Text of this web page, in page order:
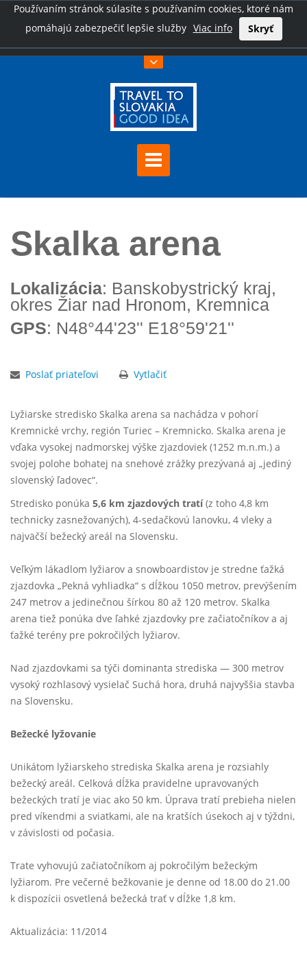
Používaním stránok súlasíte s používaním cookies, ktoré nám
pomáhajú zabezpečiť lepšie služby Viac info Skryť
Skalka arena
Lokalizácia: Banskobystrický kraj,
okres Žiar nad Hronom, Kremnica
GPS: N48°44'23'' E18°59'21''
Poslať priateľovi Vytlačiť
Lyžiarske stredisko Skalka arena sa nachádza v pohorí
Kremnické vrchy, región Turiec – Kremnicko. Skalka arena je
vďaka vysokej nadmorskej výške zjazdoviek (1252 m.n.m.) a
svojej polohe bohatej na snehové zrážky prezývaná aj „jediný
slovenský ľadovec“.
Stredisko ponúka 5,6 km zjazdových tratí(z toho 4,8 km
technicky zasnežovaných), 4-sedačkovú lanovku, 4 vleky a
najväčší bežecký areál na Slovensku.
Veľkým lákadlom lyžiarov a snowboardistov je stredne ťažká
zjazdovka „Pekná vyhliadka“ s dĺžkou 1050 metrov, prevýšením
247 metrov a jedinečnou šírkou 80 až 120 metrov. Skalka
arena tiež ponúka dve ľahké zjazdovky pre začiatočníkov a aj
ťažké terény pre pokročilých lyžiarov.
Nad zjazdovkami sa týči dominanta strediska — 300 metrov
vysoký rozhlasový vysielač Suchá hora, druhá najvyššia stavba
na Slovensku.
Bežecké lyžovanie
Unikátom lyžiarskeho strediska Skalka arena je rozsiahly
bežecký areál. Celková dĺžka pravidelne upravovaných
bežeckých tratí je viac ako 50 km. Úprava tratí prebieha nielen
pred víkendmi a sviatkami, ale na kratších úsekoch aj v týždni,
v závislosti od počasia.
Trate vyhovujú začiatočníkom aj pokročilým bežeckým
lyžiarom. Pre večerné bežkovanie je denne od 18.00 do 21.00
k dispozícii osvetlená bežecká trať v dĺžke 1,8 km.
Aktualizácia: 11/2014